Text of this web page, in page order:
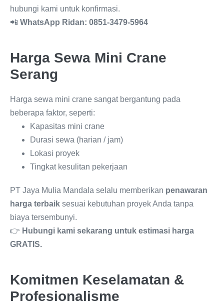
hubungi kami untuk konfirmasi.
📲 WhatsApp Ridan: 0851-3479-5964
Harga Sewa Mini Crane
Serang
Harga sewa mini crane sangat bergantung pada
beberapa faktor, seperti:
Kapasitas mini crane
Durasi sewa (harian / jam)
Lokasi proyek
Tingkat kesulitan pekerjaan
PT Jaya Mulia Mandala selalu memberikan penawaran
harga terbaik sesuai kebutuhan proyek Anda tanpa
biaya tersembunyi.
👉 Hubungi kami sekarang untuk estimasi harga
GRATIS.
Komitmen Keselamatan &
Profesionalisme